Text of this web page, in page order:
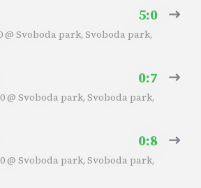
5:0
@ Svoboda park, Svoboda park,
0:7
@ Svoboda park, Svoboda park,
0:8
@ Svoboda park, Svoboda park,